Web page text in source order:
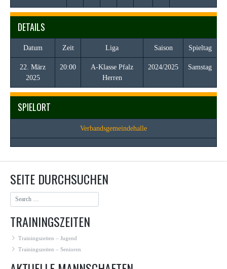
DETAILS
Datum Zeit Liga Saison Spieltag
22. März
2025
20:00
A-Klasse Pfalz
Herren
2024/2025 Samstag
SPIELORT
Verbandsgemeindehalle
SEITE DURCHSUCHEN
TRAININGSZEITEN
Trainingszeiten – Jugend
Trainingszeiten – Senioren